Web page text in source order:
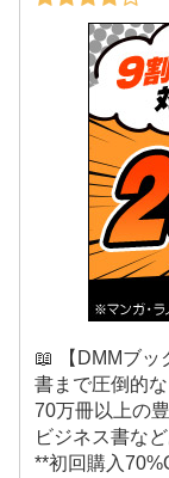
📖 【DMMブッ
書まで圧倒的
70万冊以上の
ビジネス書な
**初回購入